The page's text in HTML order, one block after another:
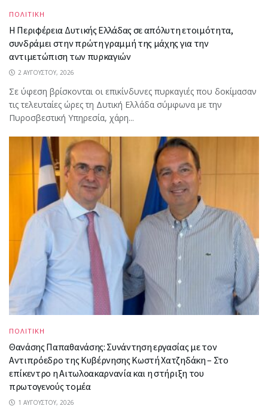
ΠΟΛΙΤΙΚΗ
Η Περιφέρεια Δυτικής Ελλάδας σε απόλυτη ετοιμότητα,
συνδράμει στην πρώτη γραμμή της μάχης για την
αντιμετώπιση των πυρκαγιών
2 ΑΥΓΟΎΣΤΟΥ, 2026
Σε ύφεση βρίσκονται οι επικίνδυνες πυρκαγιές που δοκίμασαν
τις τελευταίες ώρες τη Δυτική Ελλάδα σύμφωνα με την
Πυροσβεστική Υπηρεσία, χάρη...
ΠΟΛΙΤΙΚΗ
Θανάσης Παπαθανάσης: Συνάντηση εργασίας με τον
Αντιπρόεδρο της Κυβέρνησης Κωστή Χατζηδάκη – Στο
επίκεντρο η Αιτωλοακαρνανία και η στήριξη του
πρωτογενούς τομέα
1 ΑΥΓΟΎΣΤΟΥ, 2026